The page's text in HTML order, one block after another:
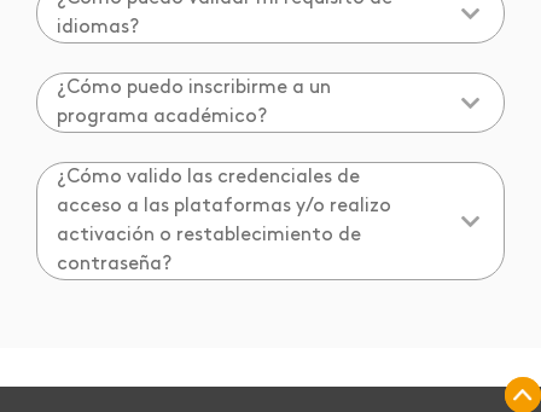
idiomas?
¿Cómo puedo inscribirme a un
programa académico?
¿Cómo valido las credenciales de
acceso a las plataformas y/o realizo
activación o restablecimiento de
contraseña?